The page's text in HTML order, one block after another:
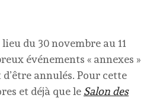
du 30 novembre au 11
événements « annexes »
annulés. Pour cette
et déjà que le Salon des